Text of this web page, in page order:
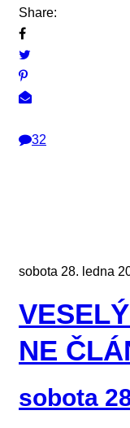
Share:
32
sobota 28. ledna
NE
sobota